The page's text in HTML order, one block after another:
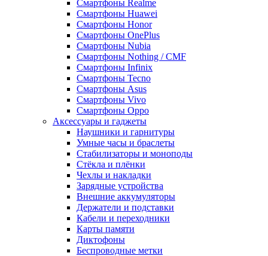
Смартфоны Realme
Смартфоны Huawei
Смартфоны Honor
Смартфоны OnePlus
Смартфоны Nubia
Смартфоны Nothing / CMF
Смартфоны Infinix
Смартфоны Tecno
Смартфоны Asus
Смартфоны Vivo
Смартфоны Oppo
Аксессуары и гаджеты
Наушники и гарнитуры
Умные часы и браслеты
Стабилизаторы и моноподы
Стёкла и плёнки
Чехлы и накладки
Зарядные устройства
Внешние аккумуляторы
Держатели и подставки
Кабели и переходники
Карты памяти
Диктофоны
Беспроводные метки